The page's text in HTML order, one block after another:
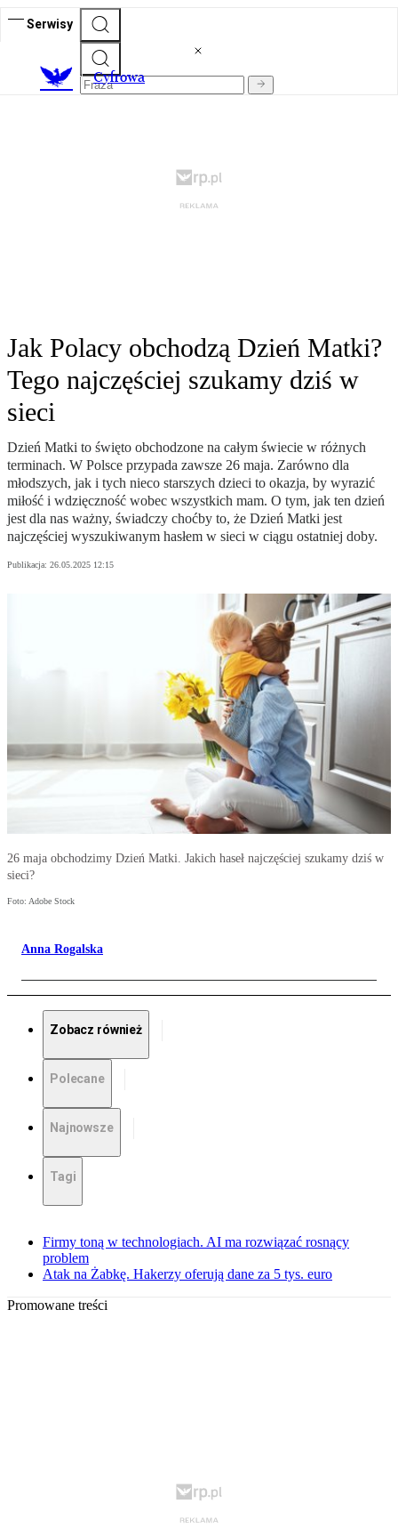
Serwisy
Cyfrowa
Jak Polacy obchodzą Dzień Matki?
Tego najczęściej szukamy dziś w
sieci
Dzień Matki to święto obchodzone na całym świecie w różnych
terminach. W Polsce przypada zawsze 26 maja. Zarówno dla
młodszych, jak i tych nieco starszych dzieci to okazja, by wyrazić
miłość i wdzięczność wobec wszystkich mam. O tym, jak ten dzień
jest dla nas ważny, świadczy choćby to, że Dzień Matki jest
najczęściej wyszukiwanym hasłem w sieci w ciągu ostatniej doby.
Publikacja: 26.05.2025 12:15
26 maja obchodzimy Dzień Matki. Jakich haseł najczęściej szukamy dziś w
sieci?
Foto: Adobe Stock
Anna Rogalska
Zobacz również
Polecane
Najnowsze
Tagi
Firmy toną w technologiach. AI ma rozwiązać rosnący
problem
Atak na Żabkę. Hakerzy oferują dane za 5 tys. euro
Promowane treści